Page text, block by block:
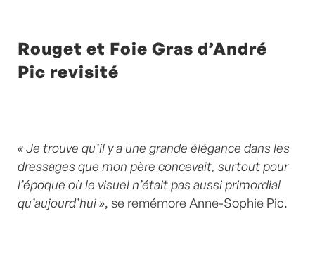
Rouget et Foie Gras d’André
Pic revisité
« Je trouve qu’il y a une grande élégance dans les
dressages que mon père concevait, surtout pour
l’époque où le visuel n’était pas aussi primordial
qu’aujourd’hui », se remémore Anne-Sophie Pic.